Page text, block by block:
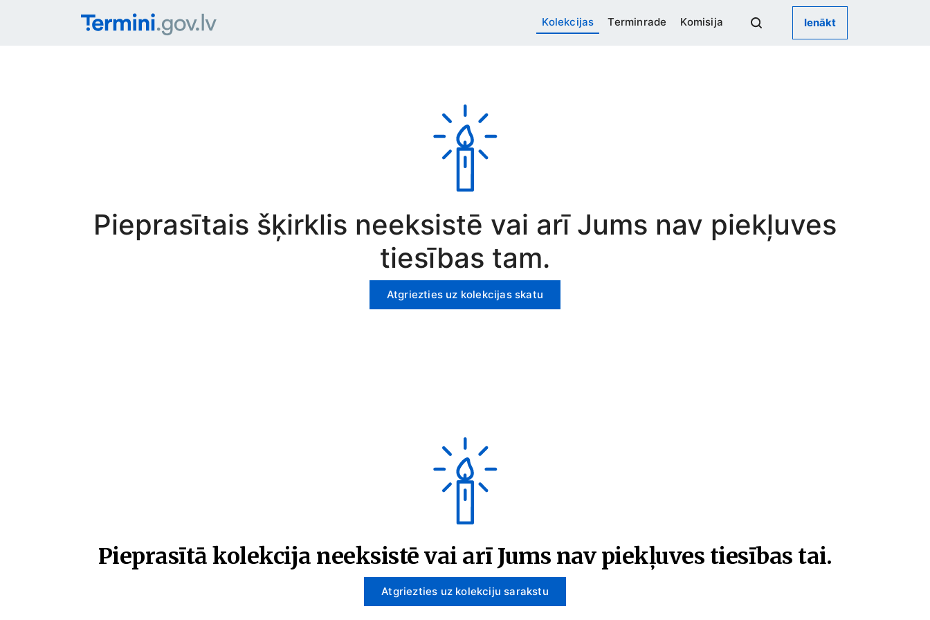
Kolekcijas Terminrade Komisija Ienākt
Pieprasītais šķirklis neeksistē vai arī Jums nav piekļuves
tiesības tam.
Atgriezties uz kolekcijas skatu
Pieprasītā kolekcija neeksistē vai arī Jums nav piekļuves tiesības tai.
Atgriezties uz kolekciju sarakstu